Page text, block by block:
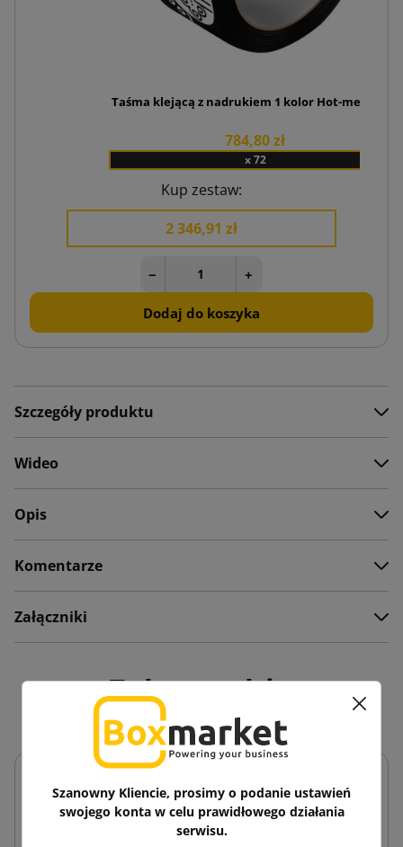
Taśma klejącą z nadrukiem 1 kolor Hot-melt 48/60
784,80 zł
x 72
Kup zestaw:
2 346,91 zł
− +
Dodaj do koszyka
Szczegóły produktu
Wideo
Opis
Komentarze
Załączniki
Zobacz także
Szanowny Kliencie, prosimy o podanie ustawień
swojego konta w celu prawidłowego działania
serwisu.